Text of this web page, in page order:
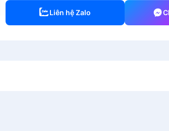
Liên hệ Zalo